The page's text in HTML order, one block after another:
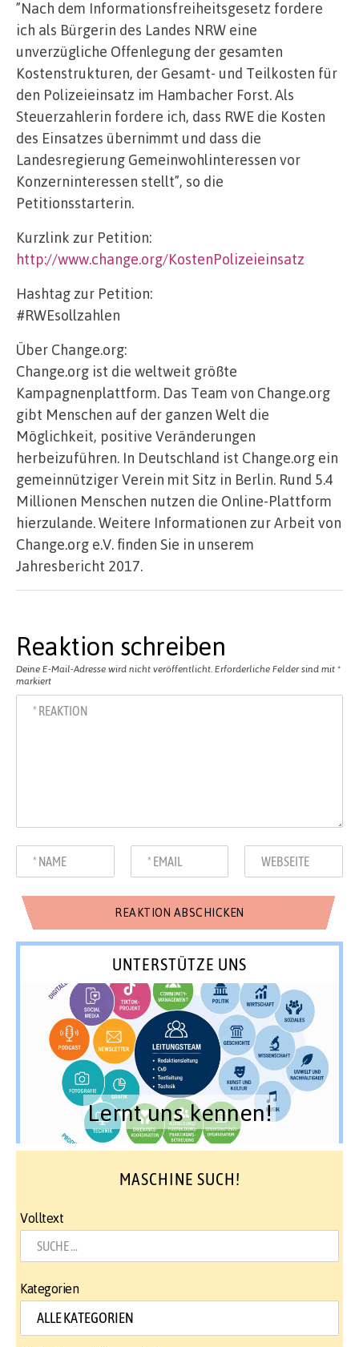
”Nach dem Informationsfreiheitsgesetz fordere
ich als Bürgerin des Landes NRW eine
unverzügliche Offenlegung der gesamten
Kostenstrukturen, der Gesamt- und Teilkosten für
den Polizeieinsatz im Hambacher Forst. Als
Steuerzahlerin fordere ich, dass RWE die Kosten
des Einsatzes übernimmt und dass die
Landesregierung Gemeinwohlinteressen vor
Konzerninteressen stellt”, so die
Petitionsstarterin.
Kurzlink zur Petition:
http://www.change.org/KostenPolizeieinsatz
Hashtag zur Petition:
#RWEsollzahlen
Über Change.org:
Change.org ist die weltweit größte
Kampagnenplattform. Das Team von Change.org
gibt Menschen auf der ganzen Welt die
Möglichkeit, positive Veränderungen
herbeizuführen. In Deutschland ist Change.org ein
gemeinnütziger Verein mit Sitz in Berlin. Rund 5.4
Millionen Menschen nutzen die Online-Plattform
hierzulande. Weitere Informationen zur Arbeit von
Change.org e.V. finden Sie in unserem
Jahresbericht 2017.
Reaktion schreiben
Deine E-Mail-Adresse wird nicht veröffentlicht. Erforderliche Felder sind mit *
markiert
UNTERSTÜTZE UNS
Lernt uns kennen!
MASCHINE SUCH!
Volltext
Kategorien